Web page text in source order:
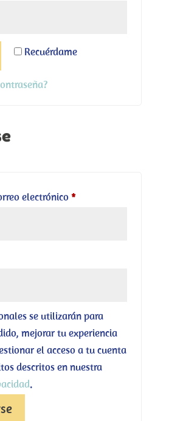
Recuérdame
electrónico*Obligatorio
se utilizarán para
mejorar tu experiencia
el acceso a tu cuenta
descritos en nuestra
.